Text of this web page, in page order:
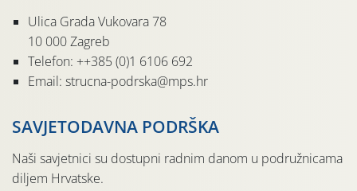
Ulica Grada Vukovara 78
10 000 Zagreb
Telefon: ++385 (0)1 6106 692
Email: strucna-podrska@mps.hr
SAVJETODAVNA PODRŠKA
Naši savjetnici su dostupni radnim danom u podružnicama
diljem Hrvatske.